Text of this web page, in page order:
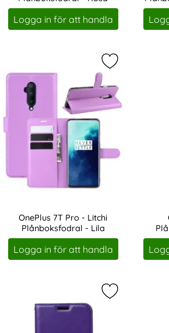
Art. nr 1413
Logga in för att handla
Art. nr
OnePlus 7T Pro - Litchi
Plånboksfodral - Lila
Art. nr 1417
Logga in för att handla
Markera
Art. nr
Markera